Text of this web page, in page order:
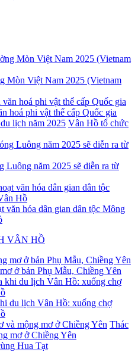
Mòn Việt Nam 2025 (Vietnam
hoá phi vật thể cấp Quốc gia
Vân Hồ tổ chức
Luông năm 2025 sẽ diễn ra từ
văn hóa dân gian dân tộc Mông
VÂN HỒ
ở bản Phụ Mẫu, Chiềng Yên
du lịch Vân Hồ: xuống chợ
Thác
mơ ở Chiềng Yên
Hua Tạt